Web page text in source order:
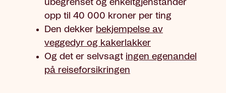
ubegrenset og enkeltgjenstander
opp til 40 000 kroner per ting
Den dekker bekjempelse av
veggedyr og kakerlakker
Og det er selvsagt ingen egenandel
på reiseforsikringen